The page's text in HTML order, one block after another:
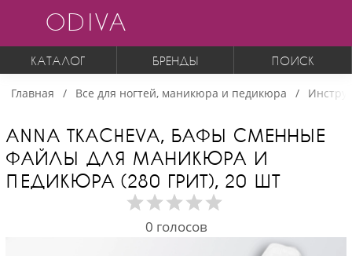
ODIVA
КАТАЛОГ БРЕНДЫ ПОИСК
Главная Все для ногтей, маникюра и педикюра
ANNA TKACHEVA, БАФЫ СМЕННЫЕ
ФАЙЛЫ ДЛЯ МАНИКЮРА И
ПЕДИКЮРА (280 ГРИТ), 20 ШТ
0 голосов